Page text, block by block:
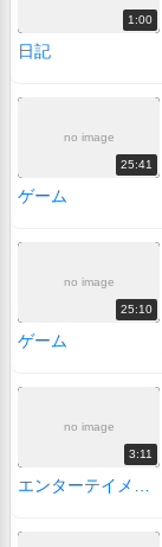
1:00
日記
no image
25:41
ゲーム
no image
25:10
ゲーム
no image
3:11